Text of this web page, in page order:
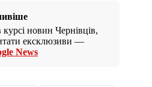
новин Чернівців,
ексклюзиви —
News